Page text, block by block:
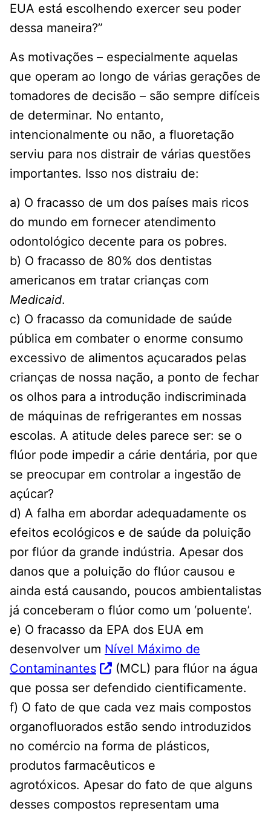
EUA está escolhendo exercer seu poder
dessa maneira?”
As motivações – especialmente aquelas
que operam ao longo de várias gerações de
tomadores de decisão – são sempre difíceis
de determinar. No entanto,
intencionalmente ou não, a fluoretação
serviu para nos distrair de várias questões
importantes. Isso nos distraiu de:
a) O fracasso de um dos países mais ricos
do mundo em fornecer atendimento
odontológico decente para os pobres.
b) O fracasso de 80% dos dentistas
americanos em tratar crianças com
Medicaid.
c) O fracasso da comunidade de saúde
pública em combater o enorme consumo
excessivo de alimentos açucarados pelas
crianças de nossa nação, a ponto de fechar
os olhos para a introdução indiscriminada
de máquinas de refrigerantes em nossas
escolas. A atitude deles parece ser: se o
flúor pode impedir a cárie dentária, por que
se preocupar em controlar a ingestão de
açúcar?
d) A falha em abordar adequadamente os
efeitos ecológicos e de saúde da poluição
por flúor da grande indústria. Apesar dos
danos que a poluição do flúor causou e
ainda está causando, poucos ambientalistas
já conceberam o flúor como um ‘poluente’.
e) O fracasso da EPA dos EUA em
desenvolver um Nível Máximo de
Contaminantes
(MCL) para flúor na água
que possa ser defendido cientificamente.
f) O fato de que cada vez mais compostos
organofluorados estão sendo introduzidos
no comércio na forma de plásticos,
produtos farmacêuticos e
agrotóxicos. Apesar do fato de que alguns
desses compostos representam uma